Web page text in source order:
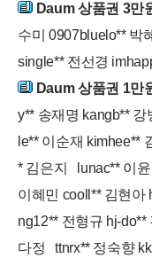
Daum 상품권 3만
수미 0907bluelo** 박
single** 전선경
Daum 상품권 1만
y** 송재명 kangb**
le** 이순재 kimhee**
* 김은지 lunac** 이
이혜민 cooll** 김현아
ng12** 전형규 hj-
다정 ttnrx** 정숙향